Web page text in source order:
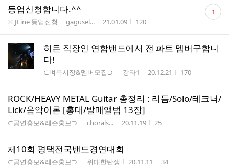
등업신청합니다.^^
게시판명
※ JLine 등업신청 작성자
gagusel... 작성시간
21.01.09 조회수
120
댓
글 1
히든 직장인 연합밴드에서 전 파트 멤버구합니
다!
게시판명
⊂벼룩시장&멤버모집⊃ 작성자
강타1 작성시간
20.12.21 조회수
170
ROCK/HEAVY METAL Guitar 총정리 : 리듬/Solo/테크닉/
Lick/음악이론 [홍대/발매앨범 13장]
게시판명
⊂공연홍보&레슨홍보⊃ 작성자
chorals... 작성시간
20.11.19 조회수
25
제10회 평택전국밴드경연대회
게시판명
⊂공연홍보&레슨홍보⊃ 작성자
위대한탄생 작성시간
20.11.11 조회수
34